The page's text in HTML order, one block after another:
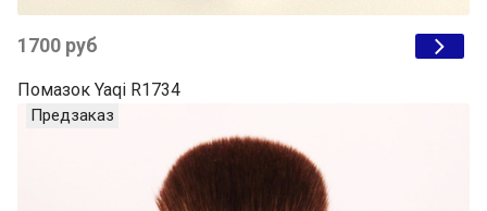
1700 руб
Помазок Yaqi R1734
Предзаказ